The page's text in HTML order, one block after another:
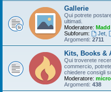
Gallerie
Qui potrete
ultimati.
Moderatore:
Subforum:
Jet,
Argomenti: 2711
Kits, Books &
Qui troverete
commercio,
chiedere consigli
Moderatore:
Argomenti: 438